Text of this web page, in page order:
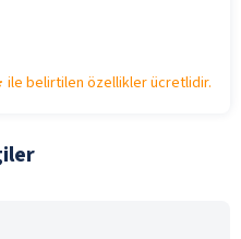
ile belirtilen özellikler ücretlidir.